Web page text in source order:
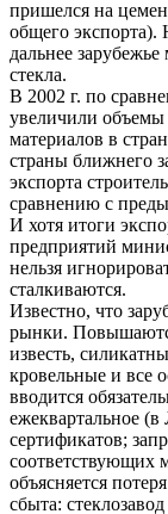
пришелся на
общего экспорта).
дальнее
стекла.
В 2002 г. по
увеличили
материалов в
страны ближнего
экспорта
сравнению с
И хотя итоги
предприятий
нельзя
сталкиваются.
Известно, что
рынки.
известь,
кровельные и все
вводится
ежеквартальное
сертификатов;
соответствующих
объясняется
сбыта: